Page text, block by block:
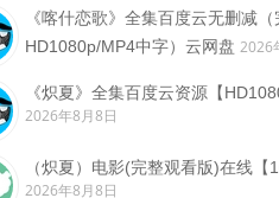
《喀什恋歌》全集百度云无删减（
HD1080p/MP4中字）云网盘 2026
《炽夏》全集百度云资源【
2026年8月8日
（炽夏）电影(完整观看版)在线【
2026年8月8日